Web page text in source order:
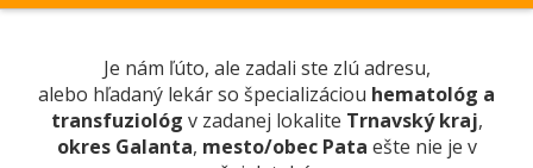
Je nám ľúto, ale zadali ste zlú adresu,
alebo hľadaný lekár so špecializáciou hematológ a
transfuziológ v zadanej lokalite Trnavský kraj,
okres Galanta, mesto/obec Pata ešte nie je v